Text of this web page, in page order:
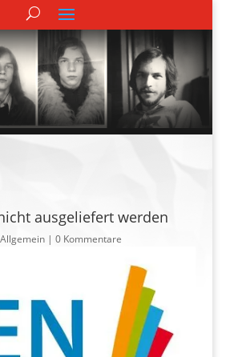
ausgeliefert werden
| 0 Kommentare